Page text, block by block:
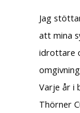
Jag
att mina
idrottare
Varje år i
Thörner